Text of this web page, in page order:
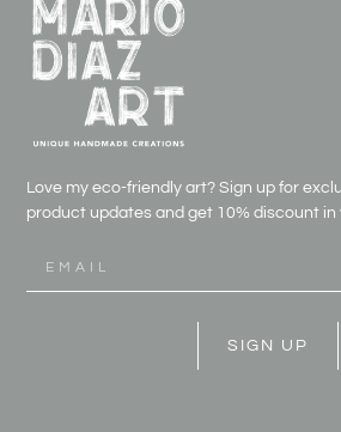
Love my eco-friendly art? Sign up for
product updates and get 10% discount
SIGN UP